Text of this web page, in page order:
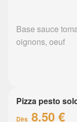
Base sauce
oignons, oeuf
Pizza pesto
Dès 8.50 €